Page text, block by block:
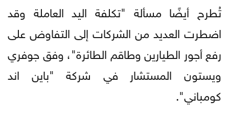
تُطرح أيضًا مسألة "تكلفة اليد العاملة وقد
اضطرت العديد من الشركات إلى التفاوض على
رفع أجور الطيارين وطاقم الطائرة"، وفق جوفري
ويستون المستشار في شركة "باين اند
كومباني".